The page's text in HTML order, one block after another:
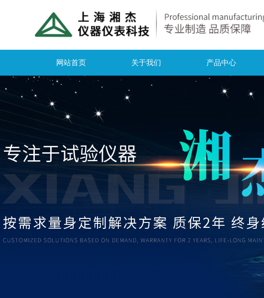
网站首页 关于我们 产品中心